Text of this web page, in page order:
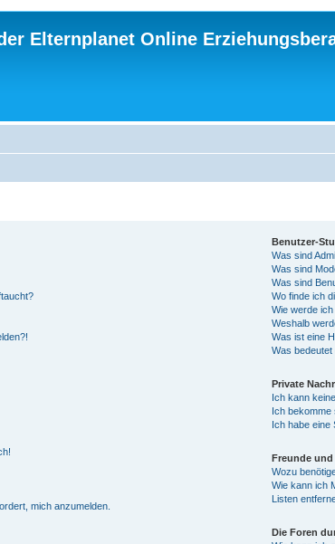
Elternplanet Online
mich anzumelden.
Benutzer-
Was sind
Was sind
Was sind
Wo finde ich
Wie werde
Weshalb
Was ist eine
Was bedeutet
Private
Ich kann
Ich bekomme
Ich habe eine
Freunde
Wozu
Wie kann ich
Listen
Die Foren